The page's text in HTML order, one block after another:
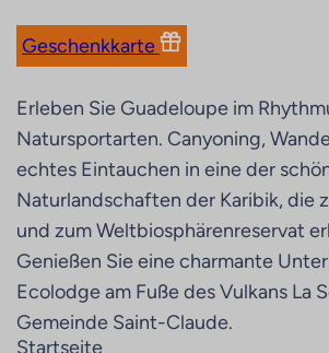
Geschenkkarte
Erleben Sie Guadeloupe im
Natursportarten. Canyoning,
echtes Eintauchen in eine der
Naturlandschaften der Karibik, die
und zum Weltbiosphärenreservat
Genießen Sie eine charmante
Ecolodge am Fuße des Vulkans La
Gemeinde Saint-Claude.
Startseite